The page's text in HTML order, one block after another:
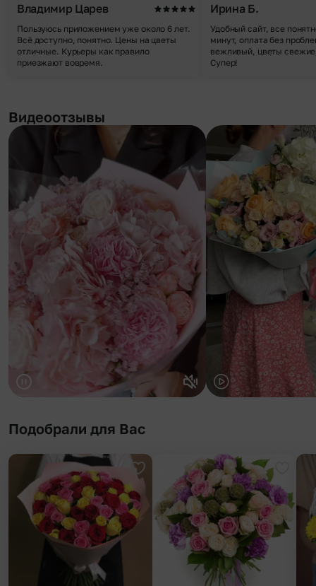
Владимир Царев
Пользуюсь приложением уже около 6 лет.
Всё доступно, понятно. Цены на цветы
отличные. Курьеры как правило
приезжают вовремя.
Ирина Б.
Удобный сайт, все
минут, оплата без
вежливый, цветы
Супер!
Видеоотзывы
Подобрали для Вас
Добавить в избранное